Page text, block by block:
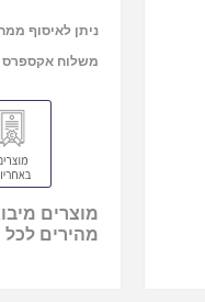
ניתן לאיסוף ממחסן ראשי
משלוח אקספרס
מוצרים
מהירים